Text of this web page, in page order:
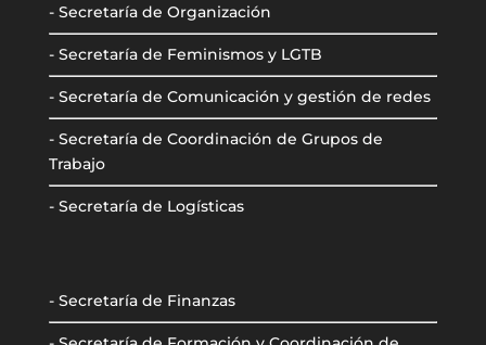
- Secretaría de Organización
- Secretaría de Feminismos y LGTB
- Secretaría de Comunicación y gestión de redes
- Secretaría de Coordinación de Grupos de
Trabajo
- Secretaría de Logísticas
- Secretaría de Finanzas